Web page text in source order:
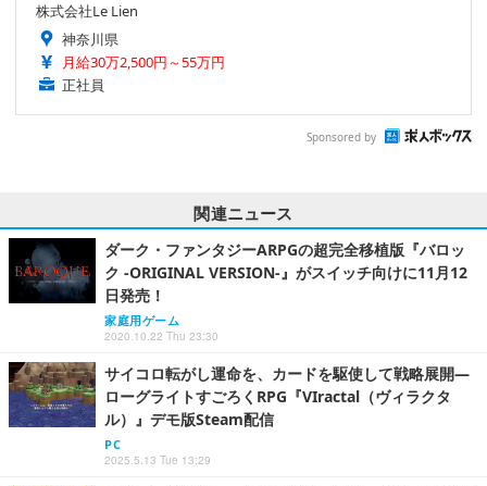
株式会社Le Lien
神奈川県
月給30万2,500円～55万円
正社員
Sponsored by
関連ニュース
ダーク・ファンタジーARPGの超完全移植版『バロッ
ク -ORIGINAL VERSION-』がスイッチ向けに11月12
日発売！
家庭用ゲーム
2020.10.22 Thu 23:30
サイコロ転がし運命を、カードを駆使して戦略展開―
ローグライトすごろくRPG『VIractal（ヴィラクタ
ル）』デモ版Steam配信
PC
2025.5.13 Tue 13:29